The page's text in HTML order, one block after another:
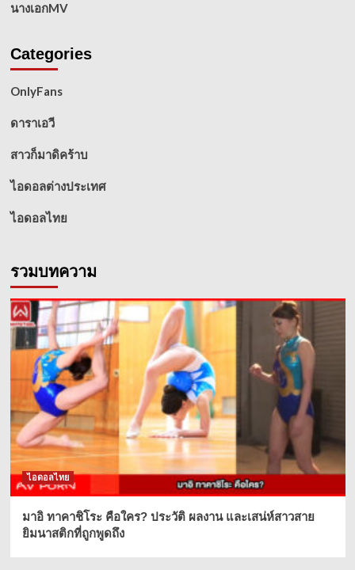
นางเอกMV
Categories
OnlyFans
ดาราเอวี
สาวก็มาดิคร้าบ
ไอดอลต่างประเทศ
ไอดอลไทย
รวมบทความ
ไอดอลไทย
มาอิ ทาคาชิโระ คือใคร? ประวัติ ผลงาน และเสน่ห์สาวสาย
ยิมนาสติกที่ถูกพูดถึง